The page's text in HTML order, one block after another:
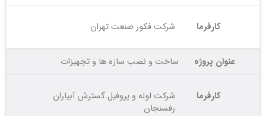
کارفرما شرکت فکور صنعت تهران
عنوان پروژه ساخت و نصب سازه ها و تجهیزات
کارفرما
شرکت لوله و پروفیل گسترش آبیاران
رفسنجان